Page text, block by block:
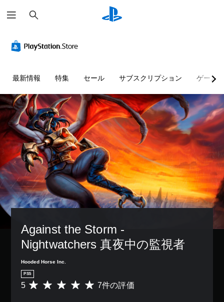
索
最新情報 特集 セール サブスクリプション ゲーム
Against the Storm -
Nightwatchers 真夜中の監視者
Hooded Horse Inc.
PS5
評
5 7件の評価